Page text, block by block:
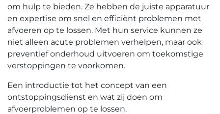
om hulp te bieden.​ Ze hebben de juiste apparatuur
en expertise om snel en efficiënt problemen met
afvoeren op te lossen. Met hun service kunnen ze
niet alleen acute problemen verhelpen, maar ook
preventief onderhoud uitvoeren om toekomstige
verstoppingen te voorkomen.​
Een introductie tot het concept van een
ontstoppingsdienst en wat zij doen om
afvoerproblemen op te lossen.​